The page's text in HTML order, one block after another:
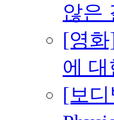
않은
[영
에 대
[보디